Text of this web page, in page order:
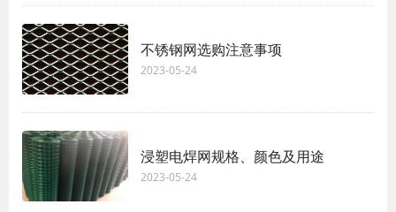
不锈钢网选购注意事项
2023-05-24
浸塑电焊网规格、颜色及用途
2023-05-24